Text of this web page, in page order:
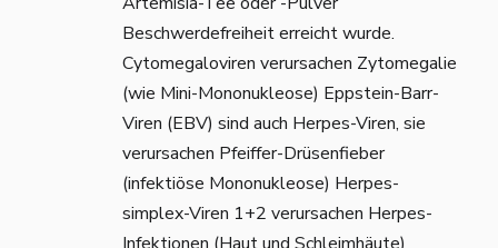
Beschwerdefreiheit erreicht wurde.
Cytomegaloviren verursachen Zytomegalie
(wie Mini-Mononukleose) Eppstein-Barr-
Viren (EBV) sind auch Herpes-Viren, sie
verursachen Pfeiffer-Drüsenfieber
(infektiöse Mononukleose) Herpes-
simplex-Viren 1+2 verursachen Herpes-